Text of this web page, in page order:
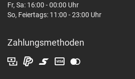
Fr, Sa: 16:00 - 00:00 Uhr
So, Feiertags: 11:00 - 23:00 Uhr
Zahlungsmethoden